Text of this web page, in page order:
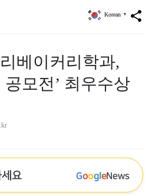
share
Korean ▼
베이커리학과,
공모전’ 최우수상
요 GoogleNews